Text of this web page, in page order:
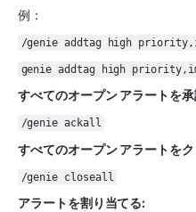
例：
/genie addtag high
genie addtag high
すべてのオープン アラートを
/genie ackall
すべてのオープン アラートを
/genie closeall
アラートを割り当てる: